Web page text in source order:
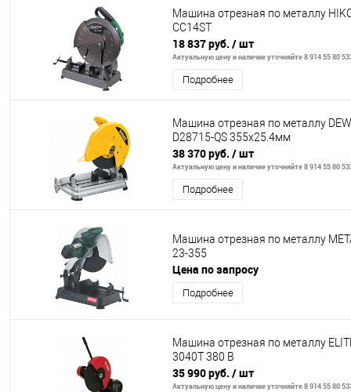
Машина отрезная по металлу
CC14ST
18 837 руб. / шт
Актуальную цену и наличие уточняйте 8 914 55 80
Подробнее
Машина отрезная по металлу
D28715-QS 355х25.4мм
38 370 руб. / шт
Актуальную цену и наличие уточняйте 8 914 55 80
Подробнее
Машина отрезная по металлу
23-355
Цена по запросу
Подробнее
Машина отрезная по металлу
3040Т 380 В
35 990 руб. / шт
Актуальную цену и наличие уточняйте 8 914 55 80